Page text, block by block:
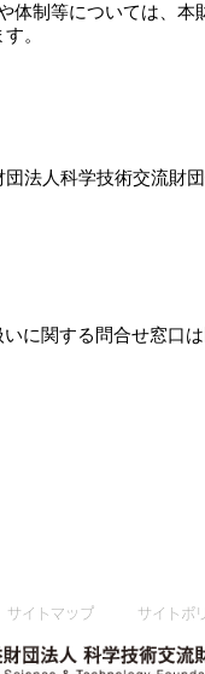
制等については、
。
法人科学技術交流財
に関する問合せ窓口は
​サイトマップ サイトポ